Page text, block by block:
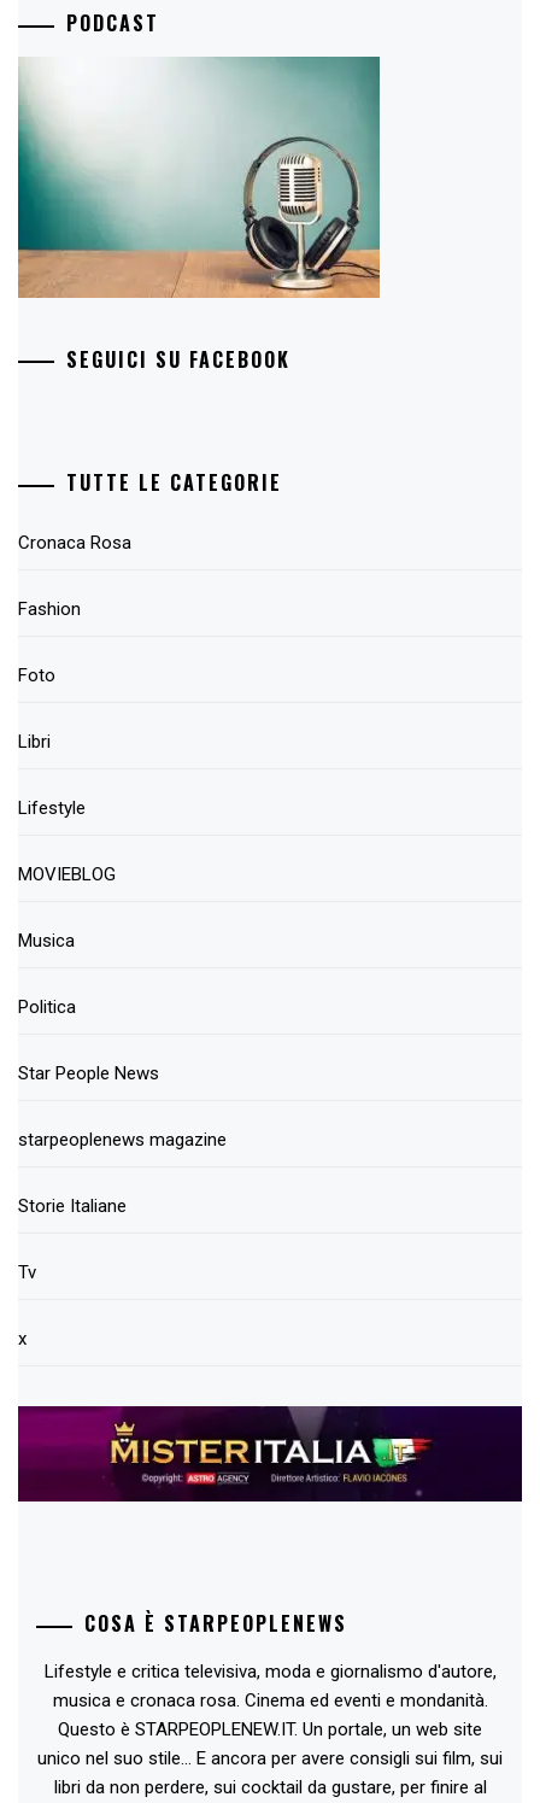
PODCAST
SEGUICI SU FACEBOOK
TUTTE LE CATEGORIE
Cronaca Rosa
Fashion
Foto
Libri
Lifestyle
MOVIEBLOG
Musica
Politica
Star People News
starpeoplenews magazine
Storie Italiane
Tv
x
COSA È STARPEOPLENEWS
Lifestyle e critica televisiva, moda e giornalismo d'autore,
musica e cronaca rosa. Cinema ed eventi e mondanità.
Questo è STARPEOPLENEW.IT. Un portale, un web site
unico nel suo stile... E ancora per avere consigli sui film, sui
libri da non perdere, sui cocktail da gustare, per finire al